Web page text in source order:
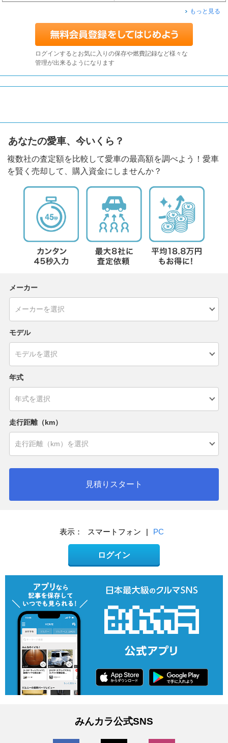
もっと見る
ログインするとお気に入りの保存や燃費記録など様々な
管理が出来るようになります
あなたの愛車、今いくら？
複数社の査定額を比較して愛車の最高額を調べよう！愛車
を賢く売却して、購入資金にしませんか？
メーカー
モデル
年式
走行距離（km）
見積りスタート
表示： スマートフォン | PC
ログイン
みんカラ公式SNS